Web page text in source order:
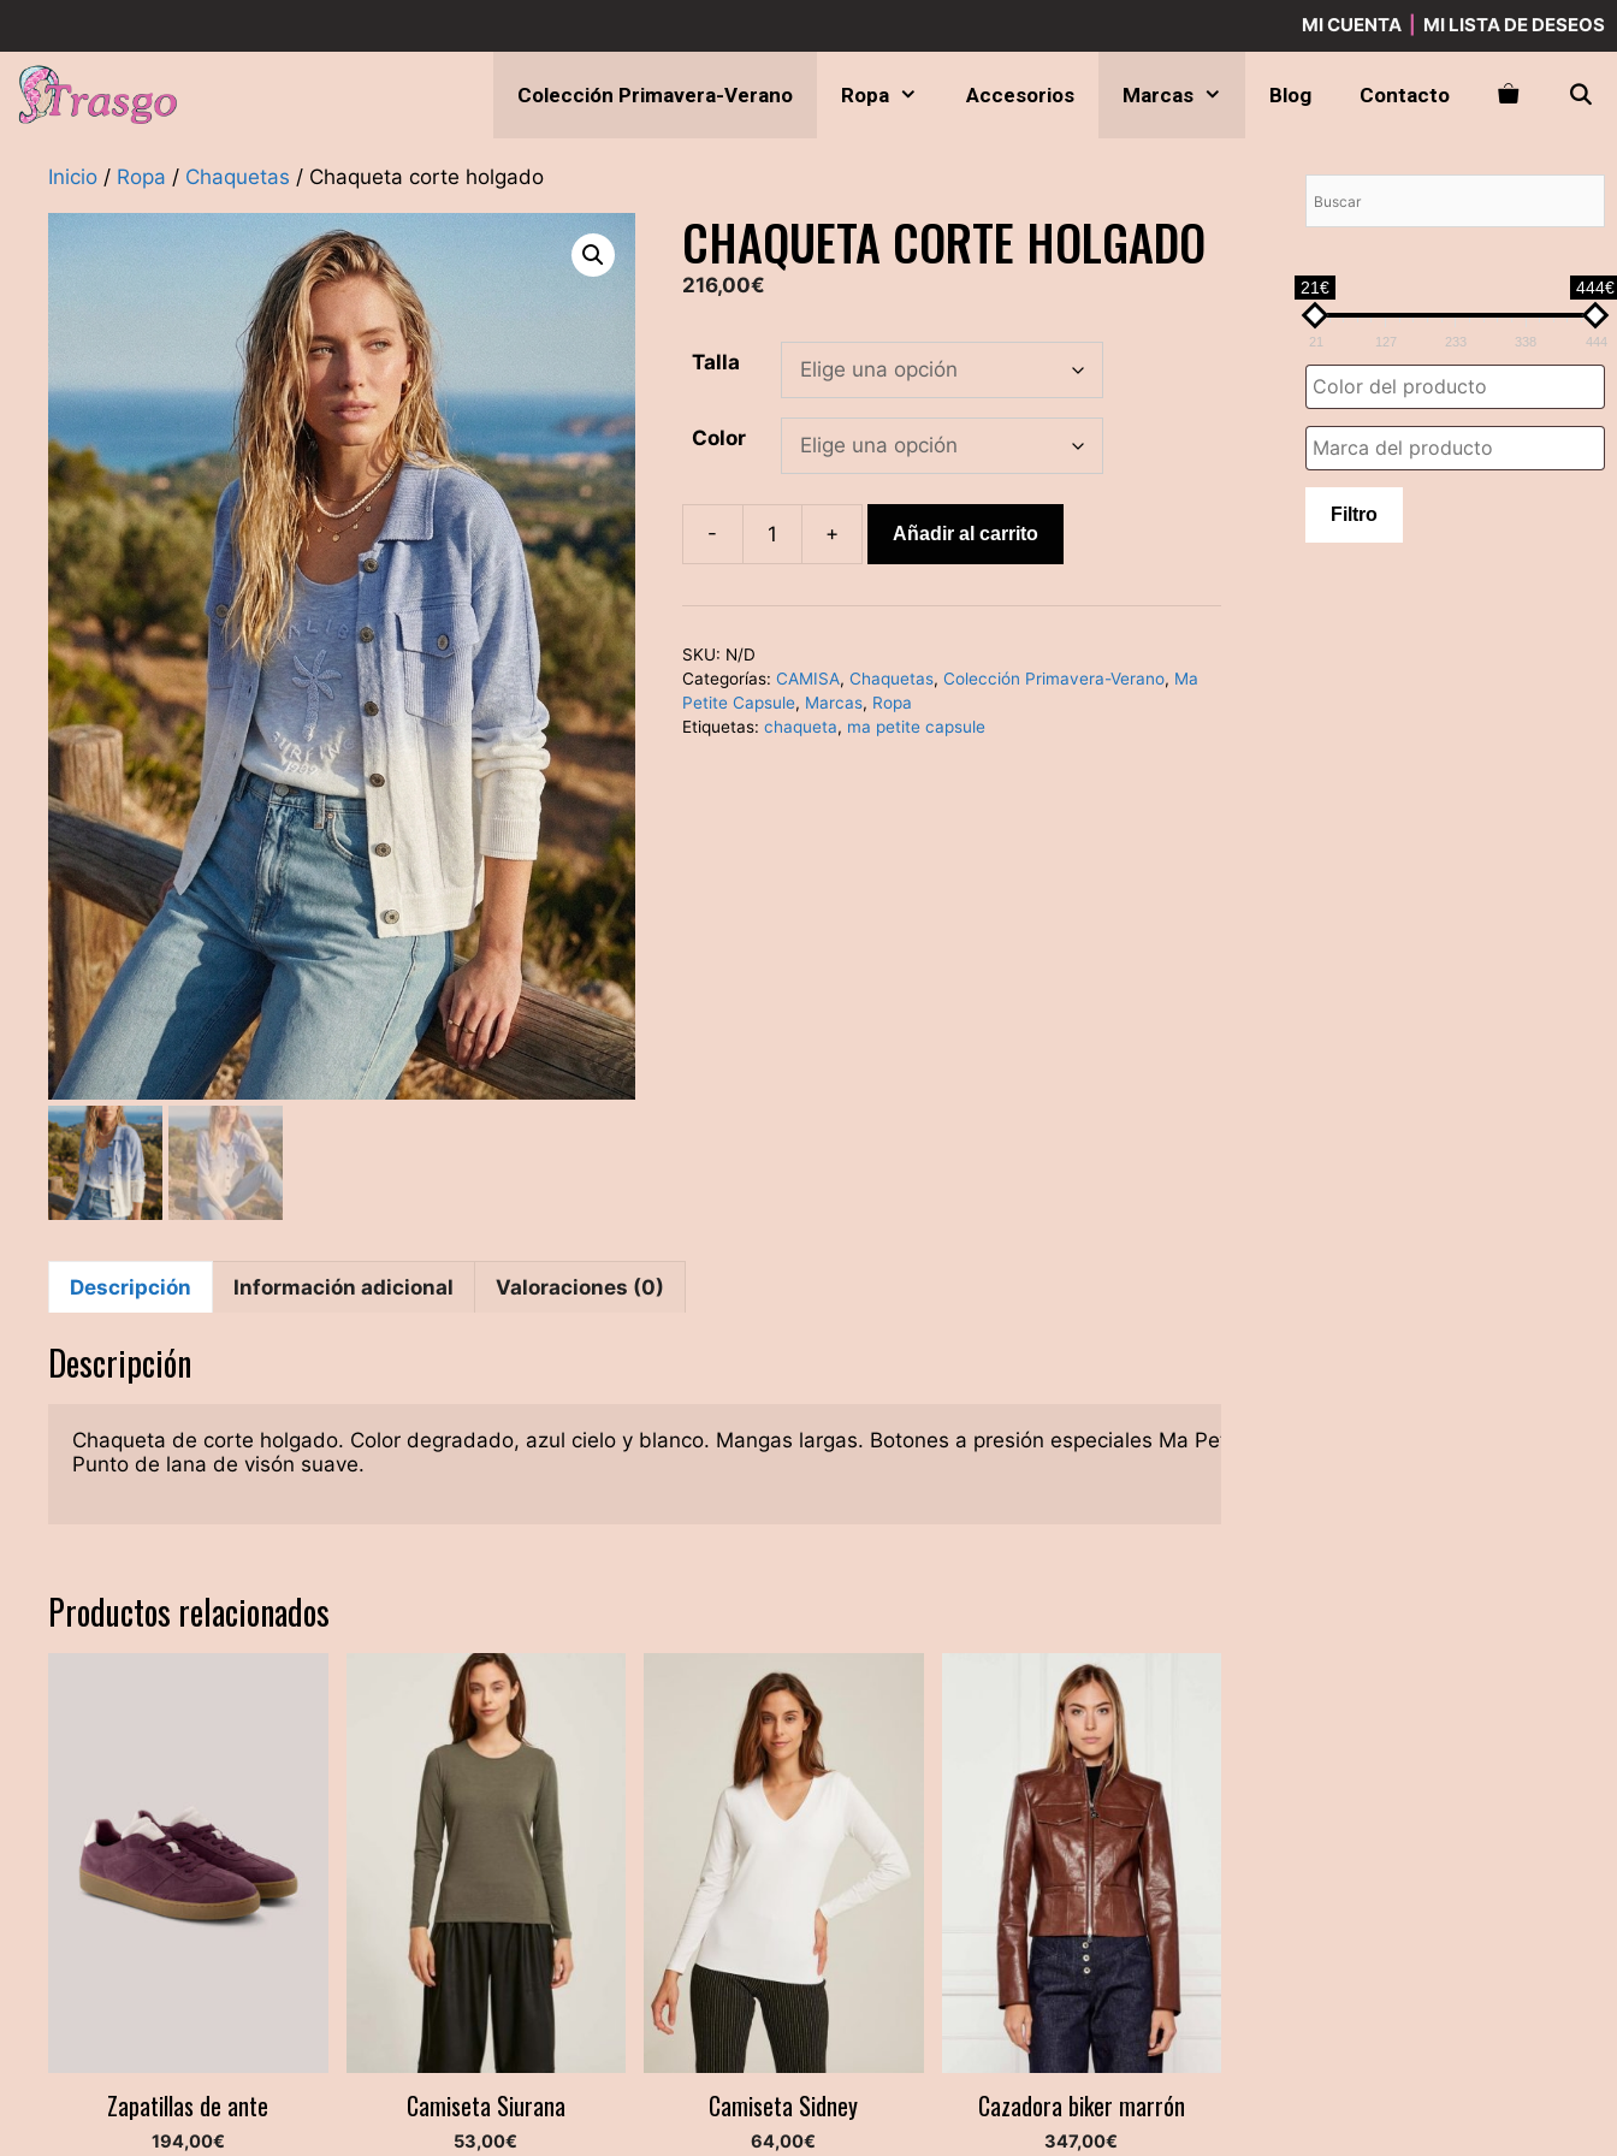
contenido
MI CUENTA MI LISTA DE DESEOS
Colección Primavera-Verano Ropa Accesorios Marcas Blog Contacto
Inicio / Ropa / Chaquetas / Chaqueta corte holgado
CHAQUETA CORTE HOLGADO
216,00€
Talla
Color
-
Chaqueta
holgado
+ Añadir al carrito
SKU: N/D
Categorías: CAMISA, Chaquetas, Colección Primavera-Verano, Ma
Petite Capsule, Marcas, Ropa
Etiquetas: chaqueta, ma petite capsule
Descripción Información adicional Valoraciones (0)
Descripción
Chaqueta de corte holgado. Color degradado, azul cielo y blanco. Mangas largas. Botones a presión especiales Ma Petite Capsule de metal grabado.
Punto de lana de visón suave.
Productos relacionados
Zapatillas de ante
194,00€
Camiseta Siurana
53,00€
Camiseta Sidney
64,00€
Cazadora biker marrón
347,00€
21€ 444€
21 127 233 338 444
Filtro